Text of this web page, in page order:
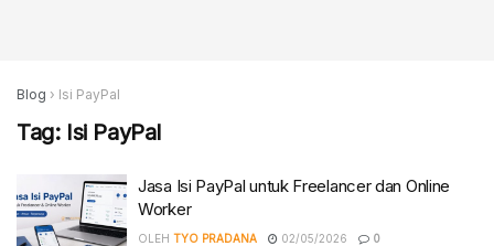
Blog › Isi PayPal
Tag: Isi PayPal
Jasa Isi PayPal untuk Freelancer dan Online
Worker
OLEH TYO PRADANA 02/05/2026 0